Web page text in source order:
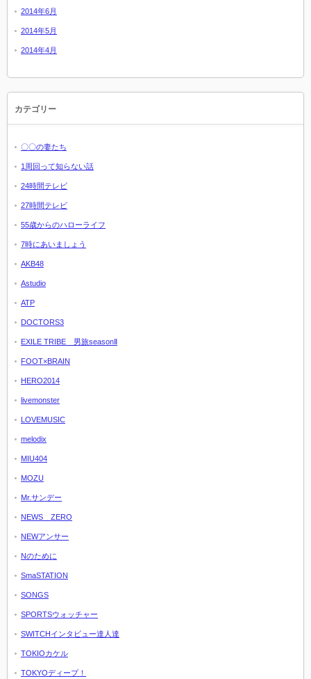
2014年6月
2014年5月
2014年4月
カテゴリー
〇〇の妻たち
1周回って知らない話
24時間テレビ
27時間テレビ
55歳からのハローライフ
7時にあいましょう
AKB48
Astudio
ATP
DOCTORS3
EXILE TRIBE 男旅seasonⅡ
FOOT×BRAIN
HERO2014
livemonster
LOVEMUSIC
melodix
MIU404
MOZU
Mr.サンデー
NEWS ZERO
NEWアンサー
Nのために
SmaSTATION
SONGS
SPORTSウォッチャー
SWITCHインタビュー達人達
TOKIOカケル
TOKYOディープ！